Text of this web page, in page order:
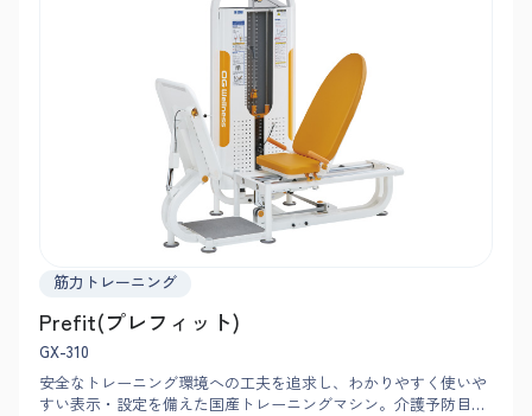
筋力トレーニング
Prefit(プレフィット)
GX-310
安全なトレーニング環境への工夫を追求し、わかりやすく使いや
すい表示・設定を備えた国産トレーニングマシン。介護予防目的